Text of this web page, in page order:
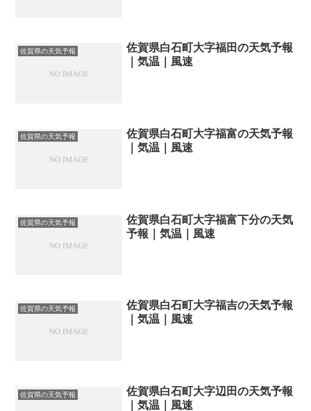
佐賀県の天気予報
佐賀県白石町大字福田の天気予報
｜気温｜風速
佐賀県の天気予報
佐賀県白石町大字福富の天気予報
｜気温｜風速
佐賀県の天気予報
佐賀県白石町大字福富下分の天気
予報｜気温｜風速
佐賀県の天気予報
佐賀県白石町大字福吉の天気予報
｜気温｜風速
佐賀県の天気予報
佐賀県白石町大字辺田の天気予報
｜気温｜風速